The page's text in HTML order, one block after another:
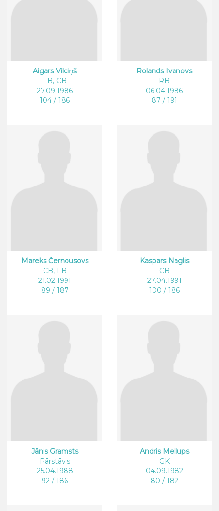
Aigars Vilciņš
LB, CB
27.09.1986
104 / 186
Rolands Ivanovs
RB
06.04.1986
87 / 191
Mareks Černousovs
CB, LB
21.02.1991
89 / 187
Kaspars Naglis
CB
27.04.1991
100 / 186
Jānis Gramsts
Pārstāvis
25.04.1988
92 / 186
Andris Mellups
GK
04.09.1982
80 / 182